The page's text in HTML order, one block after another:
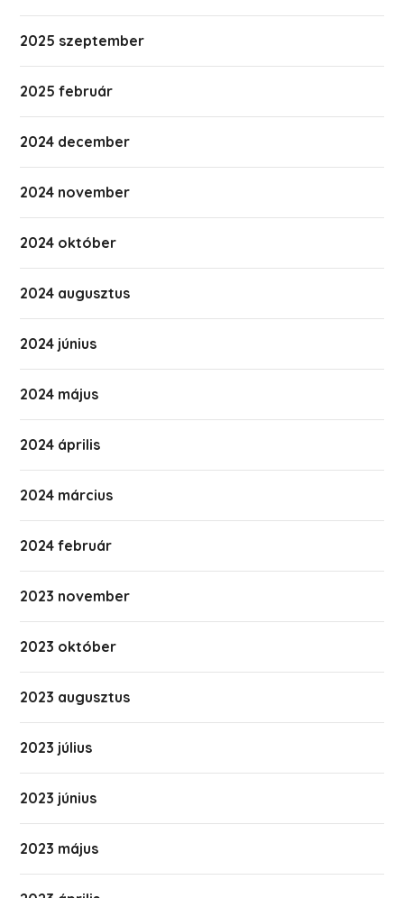
2025 szeptember
2025 február
2024 december
2024 november
2024 október
2024 augusztus
2024 június
2024 május
2024 április
2024 március
2024 február
2023 november
2023 október
2023 augusztus
2023 július
2023 június
2023 május